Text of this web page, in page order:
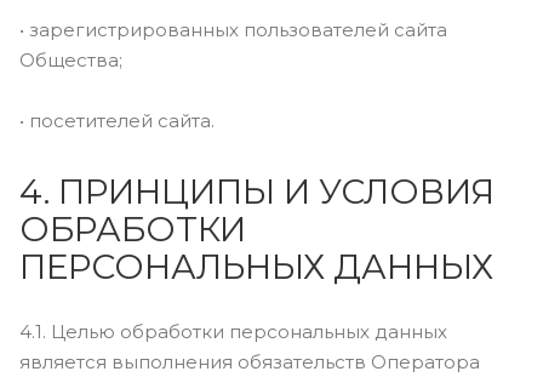
• зарегистрированных пользователей сайта
Общества;
• посетителей сайта.
4. ПРИНЦИПЫ И УСЛОВИЯ
ОБРАБОТКИ
ПЕРСОНАЛЬНЫХ ДАННЫХ
4.1. Целью обработки персональных данных
является выполнения обязательств Оператора